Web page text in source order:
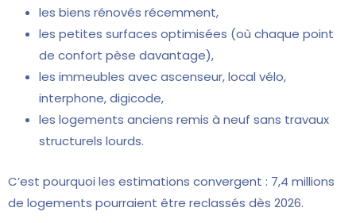
les biens rénovés récemment,
les petites surfaces optimisées (où chaque point
de confort pèse davantage),
les immeubles avec ascenseur, local vélo,
interphone, digicode,
les logements anciens remis à neuf sans travaux
structurels lourds.
C’est pourquoi les estimations convergent : 7,4 millions
de logements pourraient être reclassés dès 2026.